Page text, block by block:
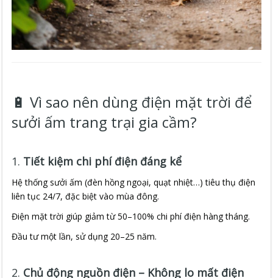
🔋 Vì sao nên dùng điện mặt trời để
sưởi ấm trang trại gia cầm?
1. Tiết kiệm chi phí điện đáng kể
Hệ thống sưởi ấm (đèn hồng ngoại, quạt nhiệt…) tiêu thụ điện
liên tục 24/7, đặc biệt vào mùa đông.
Điện mặt trời giúp giảm từ 50–100% chi phí điện hàng tháng.
Đầu tư một lần, sử dụng 20–25 năm.
2. Chủ động nguồn điện – Không lo mất điện